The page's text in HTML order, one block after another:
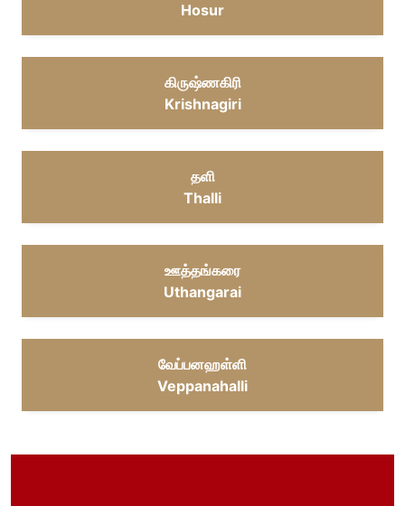
Hosur
கிருஷ்ணகிரி
Krishnagiri
தளி
Thalli
ஊத்தங்கரை
Uthangarai
வேப்பனஹள்ளி
Veppanahalli